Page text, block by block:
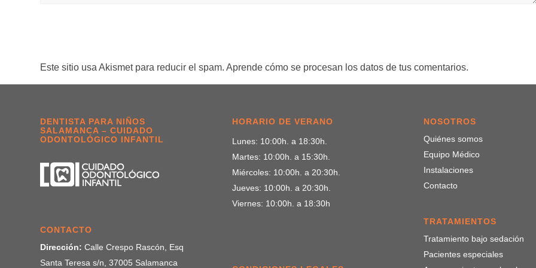
Este sitio usa Akismet para reducir el spam. Aprende cómo se procesan los datos de tus comentarios.
DENTISTA PARA NIÑOS
SALAMANCA – CUIDADO
ODONTOLÓGICO INFANTIL
CONTACTO
Dirección: Calle Crespo Rascón, Esq
Santa Teresa s/n, 37005 Salamanca
HORARIO DE VERANO
Lunes: 10:00h. a 18:30h.
Martes: 10:00h. a 15:30h.
Miércoles: 10:00h. a 20:30h.
Jueves: 10:00h. a 20:30h.
Viernes: 10:00h. a 18:30h
NOSOTROS
Quiénes somos
Equipo Médico
Instalaciones
Contacto
TRATAMIENTOS
Tratamiento bajo sedación
Pacientes especiales